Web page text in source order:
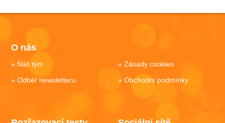
O nás
Náš tým
Odběr newsletteru
Zásady cookies
Obchodní podmínky